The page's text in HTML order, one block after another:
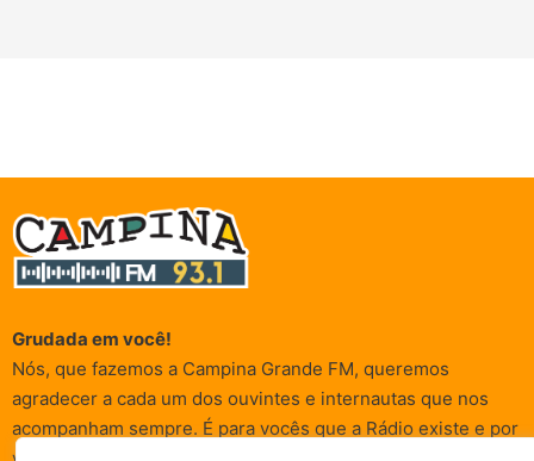
Grudada em você!
Nós, que fazemos a Campina Grande FM, queremos
agradecer a cada um dos ouvintes e internautas que nos
acompanham sempre. É para vocês que a Rádio existe e por